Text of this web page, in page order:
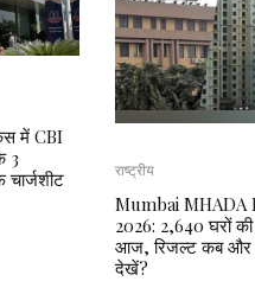
में CBI
3
राष्ट्रीय
Mumbai
2026: 2,640 घरों की
आज, रिजल्ट कब
देखें?